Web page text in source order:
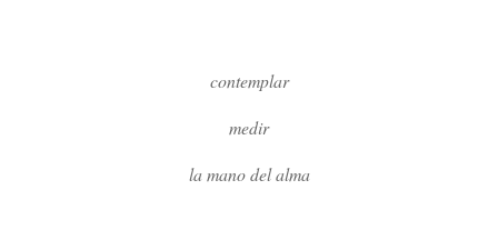
contemplar
medir
la mano del alma